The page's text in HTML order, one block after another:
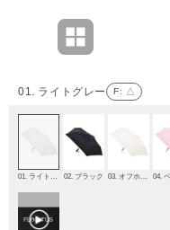
01. ライトグレー F: △
02. ブラック